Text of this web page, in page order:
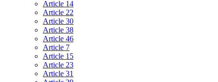
Article 14
Article 22
Article 30
Article 38
Article 46
Article 7
Article 15
Article 23
Article 31